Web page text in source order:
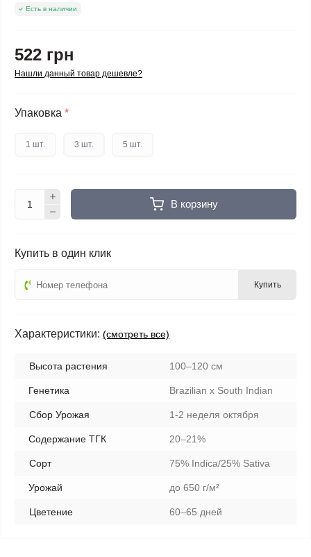
Есть в наличии
522 грн
Нашли данный товар дешевле?
Упаковка *
1 шт. 3 шт. 5 шт.
В корзину
Купить в один клик
Купить
Характеристики: (смотреть все)
Высота растения 100–120 см
Генетика Brazilian x South Indian
Сбор Урожая 1-2 неделя октября
Содержание ТГК 20–21%
Сорт 75% Indica/25% Sativa
Урожай до 650 г/м²
Цветение 60–65 дней